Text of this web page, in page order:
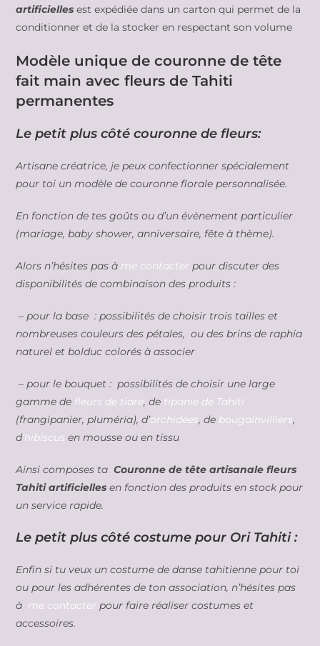
artificiellesest expédiée dans un carton qui permet de la
conditionner et de la stocker en respectant son volume
Modèle unique de couronne de tête
fait main avec fleurs de Tahiti
permanentes
Le petit plus côté couronne de fleurs:
Artisane créatrice, je peux confectionner spécialement
pour toi un modèle de couronne florale personnalisée.
En fonction de tes goûts ou d’un évènement particulier
(mariage, baby shower, anniversaire, fête à thème).
Alors n’hésites pas à me contacter pour discuter des
disponibilités de combinaison des produits :
– pour la base : possibilités de choisir trois tailles et
nombreuses couleurs des pétales, ou des brins de raphia
naturel et bolduc colorés à associer
– pour le bouquet : possibilités de choisir une large
gamme de fleurs de tiare, de tipanie de Tahiti
(frangipanier, pluméria), d’orchidées, de bougainvilliers,
d‘hibiscus en mousse ou en tissu
Ainsi composes taCouronne de tête artisanale fleurs
Tahiti artificielles en fonction des produits en stock pour
un service rapide.
Le petit plus côté costume pour Ori Tahiti :
Enfin si tu veux un costume de danse tahitienne pour toi
ou pour les adhérentes de ton association, n’hésites pas
à me contacter pour faire réaliser costumes et
accessoires.